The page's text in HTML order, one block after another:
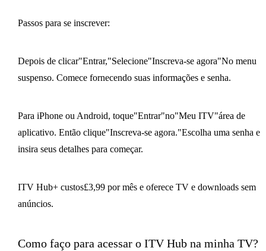
Passos para se inscrever:
Depois de clicar"Entrar,"Selecione"Inscreva-se agora"No menu
suspenso. Comece fornecendo suas informações e senha.
Para iPhone ou Android, toque"Entrar"no"Meu ITV"área de
aplicativo. Então clique"Inscreva-se agora."Escolha uma senha e
insira seus detalhes para começar.
ITV Hub+ custos£3,99 por mês e oferece TV e downloads sem
anúncios.
Como faço para acessar o ITV Hub na minha TV?